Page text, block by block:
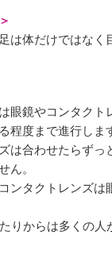
は体だけではなく
眼鏡やコンタクト
程度まで進行しま
は合わせたらずっ
ん。
ンタクトレンズは
りからは多くの人